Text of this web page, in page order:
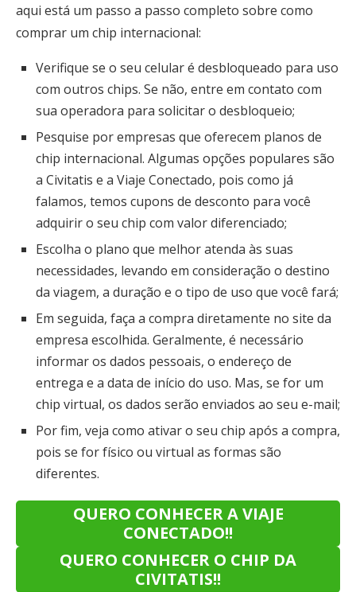
aqui está um passo a passo completo sobre como
comprar um chip internacional:
Verifique se o seu celular é desbloqueado para uso
com outros chips. Se não, entre em contato com
sua operadora para solicitar o desbloqueio;
Pesquise por empresas que oferecem planos de
chip internacional. Algumas opções populares são
a Civitatis e a Viaje Conectado, pois como já
falamos, temos cupons de desconto para você
adquirir o seu chip com valor diferenciado;
Escolha o plano que melhor atenda às suas
necessidades, levando em consideração o destino
da viagem, a duração e o tipo de uso que você fará;
Em seguida, faça a compra diretamente no site da
empresa escolhida. Geralmente, é necessário
informar os dados pessoais, o endereço de
entrega e a data de início do uso. Mas, se for um
chip virtual, os dados serão enviados ao seu e-mail;
Por fim, veja como ativar o seu chip após a compra,
pois se for físico ou virtual as formas são
diferentes.
QUERO CONHECER A VIAJE
CONECTADO!!
QUERO CONHECER O CHIP DA
CIVITATIS!!